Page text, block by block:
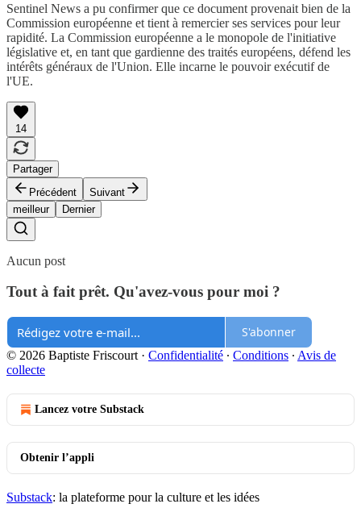
Sentinel News a pu confirmer que ce document provenait bien de la
Commission européenne et tient à remercier ses services pour leur
rapidité. La Commission européenne a le monopole de l'initiative
législative et, en tant que gardienne des traités européens, défend les
intérêts généraux de l'Union. Elle incarne le pouvoir exécutif de
l'UE.
14
Partager
Précédent
Suivant
meilleur
Dernier
Aucun post
Tout à fait prêt. Qu'avez-vous pour moi ?
S'abonner
© 2026 Baptiste Friscourt · Confidentialité ∙ Conditions ∙ Avis de
collecte
Lancez votre Substack
Obtenir l’appli
Substack: la plateforme pour la culture et les idées